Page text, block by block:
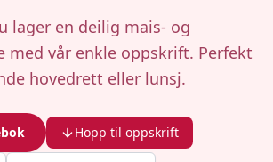
lager en deilig mais- og
med vår enkle oppskrift. Perfekt
hovedrett eller lunsj.
Hopp til oppskrift